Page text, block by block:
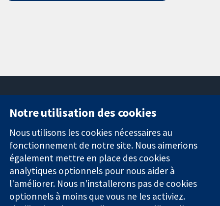
Des données
probantes.
Des décisions
éclairées.
Une meilleure
santé.
11-13 Cavendish
Square
Londres
W1G0AN
Royaume-Uni
nous
Actualités
Service de
presse
Qui sommes-
nous
Offres
Notre utilisation des cookies
Nous utilisons les cookies nécessaires au
fonctionnement de notre site. Nous aimerions
également mettre en place des cookies
analytiques optionnels pour nous aider à
l'améliorer. Nous n'installerons pas de cookies
optionnels à moins que vous ne les activiez.